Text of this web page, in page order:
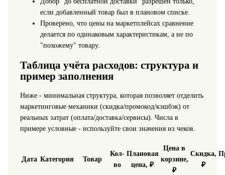
если добавленный товар был в плановом списке.
Проверено, что цены на маркетплейсах сравнение
делается по одинаковым характеристикам, а не по
"похожему" товару.
Таблица учёта расходов: структура и
пример заполнения
Ниже - минимальная структура, которая позволяет отделить
маркетинговые механики (скидка/промокод/кэшбэк) от
реальных затрат (оплата/доставка/сервисы). Числа в
примере условные - используйте свои значения из чеков.
Дата Категория Товар
Кол-
во
Плановая
цена, ₽
Цена в
корзине,
₽
Скидка,
₽